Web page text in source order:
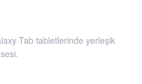
Tab tabletlerinde yerleşik